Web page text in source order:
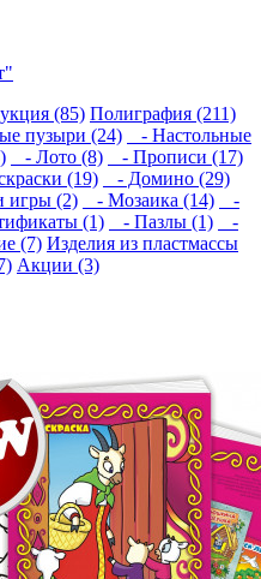
(85) Полиграфия (211)
пузыри (24)
- Настольные
- Лото (8)
- Прописи (17)
(19)
- Домино (29)
(2) - Мозаика (14)
-
(1) - Пазлы (1)
-
(7) Изделия из пластмассы
Акции (3)